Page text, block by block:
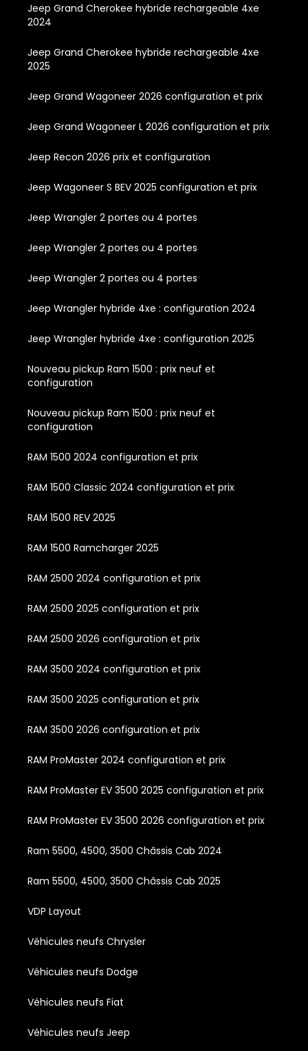
Jeep Grand Cherokee hybride rechargeable 4xe
2024
Jeep Grand Cherokee hybride rechargeable 4xe
2025
Jeep Grand Wagoneer 2026 configuration et prix
Jeep Grand Wagoneer L 2026 configuration et prix
Jeep Recon 2026 prix et configuration
Jeep Wagoneer S BEV 2025 configuration et prix
Jeep Wrangler 2 portes ou 4 portes
Jeep Wrangler 2 portes ou 4 portes
Jeep Wrangler 2 portes ou 4 portes
Jeep Wrangler hybride 4xe : configuration 2024
Jeep Wrangler hybride 4xe : configuration 2025
Nouveau pickup Ram 1500 : prix neuf et
configuration
Nouveau pickup Ram 1500 : prix neuf et
configuration
RAM 1500 2024 configuration et prix
RAM 1500 Classic 2024 configuration et prix
RAM 1500 REV 2025
RAM 1500 Ramcharger 2025
RAM 2500 2024 configuration et prix
RAM 2500 2025 configuration et prix
RAM 2500 2026 configuration et prix
RAM 3500 2024 configuration et prix
RAM 3500 2025 configuration et prix
RAM 3500 2026 configuration et prix
RAM ProMaster 2024 configuration et prix
RAM ProMaster EV 3500 2025 configuration et prix
RAM ProMaster EV 3500 2026 configuration et prix
Ram 5500, 4500, 3500 Châssis Cab 2024
Ram 5500, 4500, 3500 Châssis Cab 2025
VDP Layout
Véhicules neufs Chrysler
Véhicules neufs Dodge
Véhicules neufs Fiat
Véhicules neufs Jeep